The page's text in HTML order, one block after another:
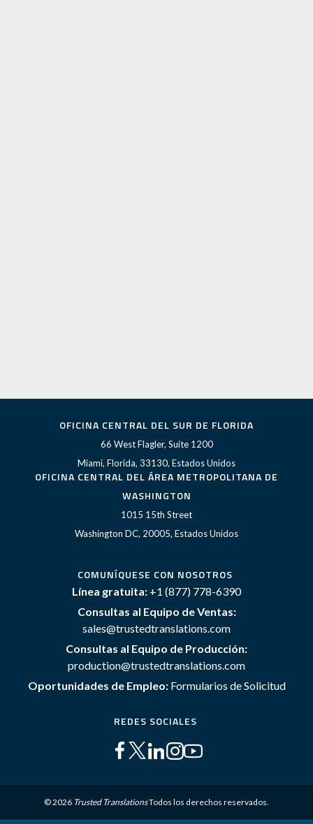
OFICINA CENTRAL DEL SUR DE FLORIDA
66 West Flagler, Suite 1200
Miami, Florida, 33130, Estados Unidos
OFICINA CENTRAL DEL ÁREA METROPOLITANA DE
WASHINGTON
1015 15th Street
Washington DC, 20005, Estados Unidos
COMUNÍQUESE CON NOSOTROS
Línea gratuita: +1 (877) 778-6390
Consultas al Equipo de Ventas:
sales@trustedtranslations.com
Consultas al Equipo de Producción:
production@trustedtranslations.com
Oportunidades de Empleo: Formularios de Solicitud
REDES SOCIALES
© 2026 Trusted TranslationsTodos los derechos reservados.